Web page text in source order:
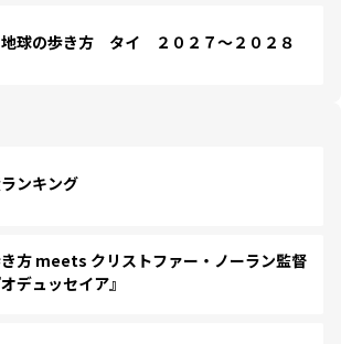
球の歩き方 タイ ２０２７～２０２８
ンキング
方 meets クリストファー・ノーラン監督
デュッセイア』